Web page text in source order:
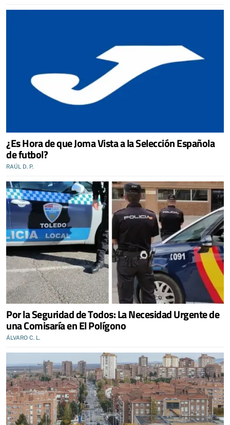
¿Es Hora de que Joma Vista a la Selección Española
de futbol?
RAÚL D. P.
Por la Seguridad de Todos: La Necesidad Urgente de
una Comisaría en El Polígono
ÁLVARO C. L.